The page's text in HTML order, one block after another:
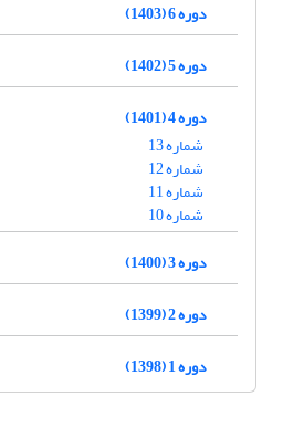
دوره 6 (1403)
دوره 5 (1402)
دوره 4 (1401)
شماره 13
شماره 12
شماره 11
شماره 10
دوره 3 (1400)
دوره 2 (1399)
دوره 1 (1398)